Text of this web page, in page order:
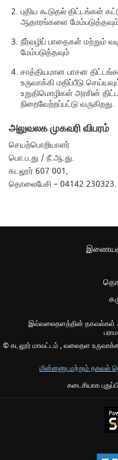
புதிய கூடுதல் திட்டங்கள்
ஆதாரங்களை
நீர்வழிப் பாதைகள் மற்றும்
மேம்படுத்தவும்
சாத்தியமான பாசன
உருவாக்கி மதிப்பீடு
உறுதிமொழிகள் அரசின்
நிறைவேற்றப்பட்டு வருகிறது.
அலுவலக முகவரி விபரம்
செயற்பொறியாளர்
பொ.ப.து / நீ.ஆ.து.
கடலூர் 607 001,
தொலைபேசி – 04142 230323.
இவ்வலைதளத்தின் தகவல்கள்
© கடலூர் மாவட்டம் , வலைதள
மின்னணு மற்றும் தகவல்
கடைசியாக